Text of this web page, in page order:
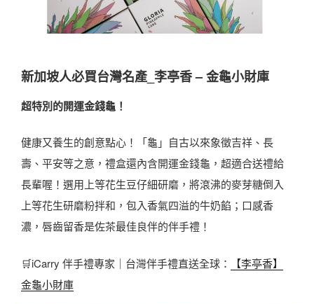
新加坡人必買台灣名產 _李亭香 – 金龜小財庫
超特別的開運金錢龜！
健康又養生的創意點心！「龜」自古以來象徵吉祥、長
壽、平安等之意，禮盒還內含開運金錢龜，超適合送禮給
長輩喔！選用上等花生豆仔細研磨，將滾沸的麥芽糖倒入
上等花生研磨粉拌和，包入香氣四溢的牛奶餡；口感香
濃，唇齒留香是佐茶最佳良伴的伴手禮！
🛒iCarry 伴手禮專家｜台灣伴手禮直送全球：
【李亭香】
金龜小財庫